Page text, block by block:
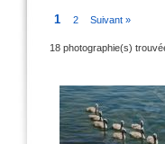
1 2 Suivant »
18 photographie(s)